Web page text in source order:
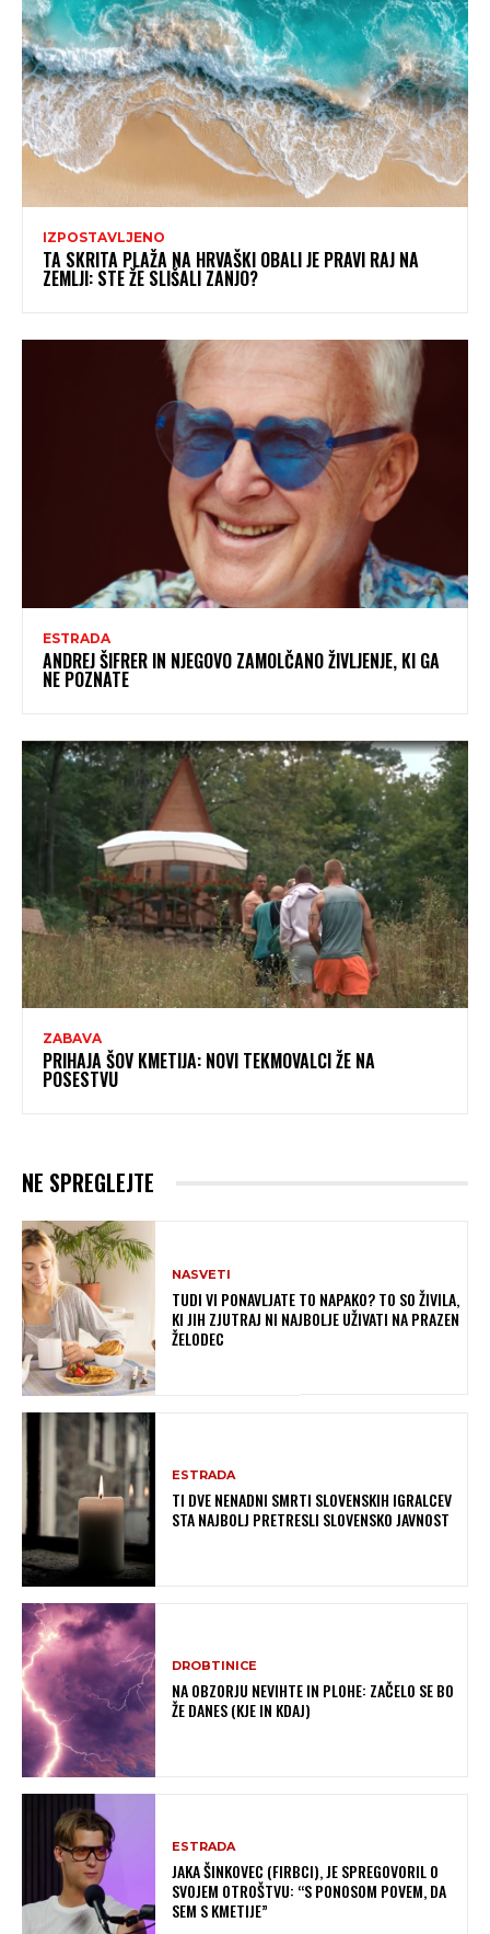
IZPOSTAVLJENO
TA SKRITA PLAŽA NA HRVAŠKI OBALI JE PRAVI RAJ NA
ZEMLJI: STE ŽE SLIŠALI ZANJO?
ESTRADA
ANDREJ ŠIFRER IN NJEGOVO ZAMOLČANO ŽIVLJENJE, KI GA
NE POZNATE
ZABAVA
PRIHAJA ŠOV KMETIJA: NOVI TEKMOVALCI ŽE NA
POSESTVU
NE SPREGLEJTE
NASVETI
TUDI VI PONAVLJATE TO NAPAKO? TO SO ŽIVILA,
KI JIH ZJUTRAJ NI NAJBOLJE UŽIVATI NA PRAZEN
ŽELODEC
ESTRADA
TI DVE NENADNI SMRTI SLOVENSKIH IGRALCEV
STA NAJBOLJ PRETRESLI SLOVENSKO JAVNOST
DROBTINICE
NA OBZORJU NEVIHTE IN PLOHE: ZAČELO SE BO
ŽE DANES (KJE IN KDAJ)
ESTRADA
JAKA ŠINKOVEC (FIRBCI), JE SPREGOVORIL O
SVOJEM OTROŠTVU: “S PONOSOM POVEM, DA
SEM S KMETIJE”